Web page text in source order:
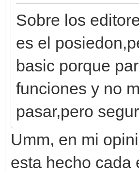
Sobre los
es el
basic porque
funciones y no
pasar,pero
Umm, en mi
esta hecho cada